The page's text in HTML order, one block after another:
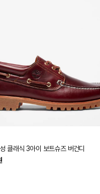
클래식 3아이 보트슈즈 버건디